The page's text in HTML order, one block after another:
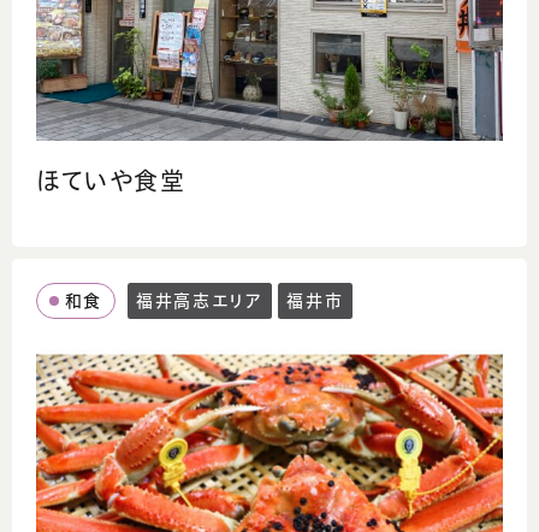
ほていや食堂
和食 福井高志エリア 福井市